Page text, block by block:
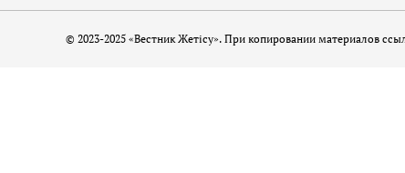
© 2023-2025 «Вестник Жетісу». При копировании материалов